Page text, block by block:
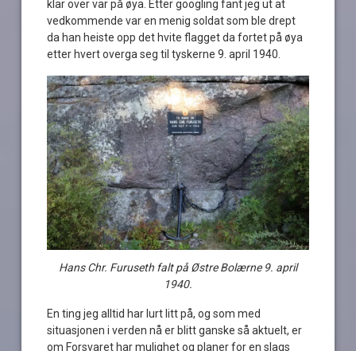
klar over var på øya. Etter googling fant jeg ut at
vedkommende var en menig soldat som ble drept
da han heiste opp det hvite flagget da fortet på øya
etter hvert overga seg til tyskerne 9. april 1940.
Hans Chr. Furuseth falt på Østre Bolærne 9. april
1940.
En ting jeg alltid har lurt litt på, og som med
situasjonen i verden nå er blitt ganske så aktuelt, er
om Forsvaret har mulighet og planer for en slags